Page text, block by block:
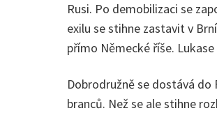
Rusi. Po demobilizaci se
exilu se stihne zastavit v
přímo Německé říše.
Dobrodružně se dostává
branců. Než se ale stihne